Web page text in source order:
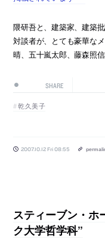
隈研吾と、建築家、建築
対談者が、とても豪華な
晴、五十嵐太郎、藤森照信
SHARE
乾久美子
2007.10.12 Fri 08:55
スティーブン・ホ
ク大学哲学科”